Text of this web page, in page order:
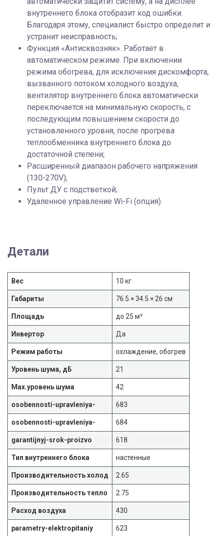
внутреннего блока отобразит код ошибки.
Благодаря этому, специалист быстро определит и
устранит неисправность;
Функция «Антисквозняк». Работает в
автоматическом режиме. При включении
режима обогрева, для исключения дискомфорта,
вызванного потоком холодного воздуха,
вентилятор внутреннего блока автоматически
переключается на минимальную скорость, с
последующим повышением скорости до
установленного уровня, после прогрева
теплообменника внутреннего блока до
достаточной степени;
Расширенный диапазон рабочего напряжения
(130-270V);
Пульт ДУ с подстветкой;
Удаленное управление Wi-Fi (опция).
Детали
Вес 10 кг
Габариты 76.5 × 34.5 × 26 см
Площадь до 25 м²
Инвертор Да
Режим работы охлаждение, обогрев
Уровень шума, дБ 21
Max.уровень шума 42
osobennosti-upravleniya- 683
osobennosti-upravleniya- 684
garantijnyj-srok-proizvo 618
Тип внутреннего блока настенные
Производительность холод 2.65
Производительность тепло 2.75
Расход воздуха 430
parametry-elektropitaniy 623